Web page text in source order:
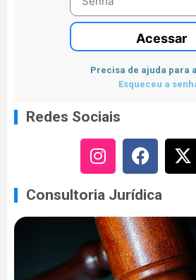
Acessar
Precisa de ajuda para
Esqueceu a
Redes Sociais
Consultoria Jurídica